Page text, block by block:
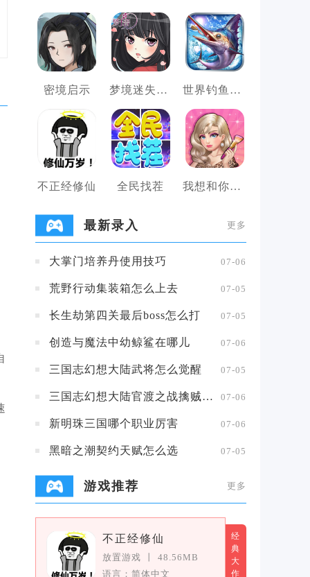
密境启示 梦境迷失之地 世界钓鱼之旅
不正经修仙 全民找茬 我想和你谈恋爱
最新录入 更多
大掌门培养丹使用技巧 07-06
荒野行动集装箱怎么上去 07-05
长生劫第四关最后boss怎么打 07-05
创造与魔法中幼鲸鲨在哪儿 07-06
三国志幻想大陆武将怎么觉醒 07-05
三国志幻想大陆官渡之战擒贼擒王攻略 07-06
新明珠三国哪个职业厉害 07-06
黑暗之潮契约天赋怎么选 07-05
游戏推荐 更多
不正经修仙
放置游戏
48.56MB
语言：简体中文
经
典
大
作